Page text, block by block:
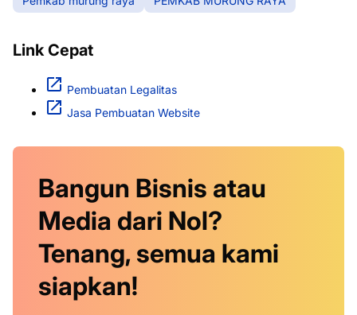
Link Cepat
Pembuatan Legalitas
Jasa Pembuatan Website
Bangun Bisnis atau
Media dari Nol?
Tenang, semua kami
siapkan!